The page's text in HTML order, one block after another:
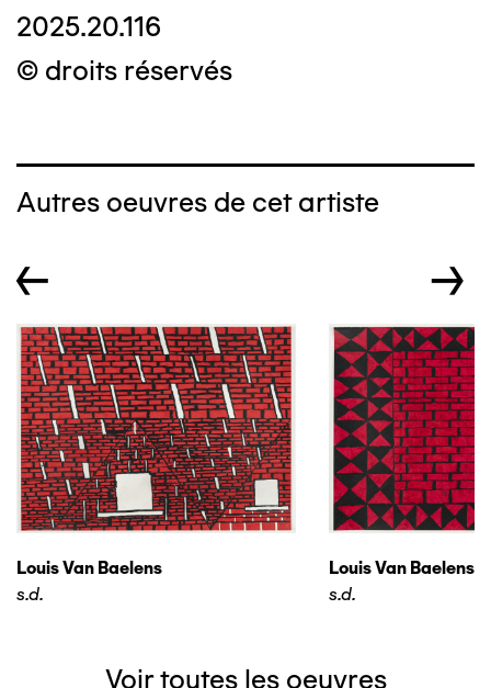
2025.20.116
© droits réservés
Autres oeuvres de cet artiste
← →
Louis Van Baelens
s.d.
Louis Van Baelens
s.d.
Voir toutes les oeuvres